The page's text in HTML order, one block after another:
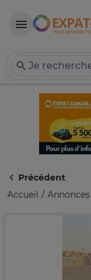
Précédent
Accueil
Annonces